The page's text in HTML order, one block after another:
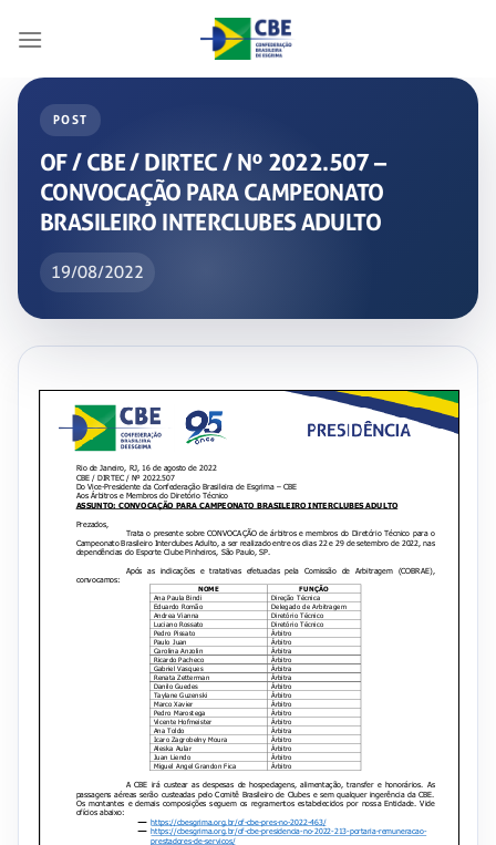
POST
OF / CBE / DIRTEC / Nº 2022.507 –
CONVOCAÇÃO PARA CAMPEONATO
BRASILEIRO INTERCLUBES ADULTO
19/08/2022